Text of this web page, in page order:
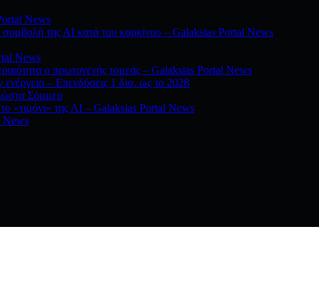
News
της ΑΙ κατά του καρκίνου – Galaksias Portal News
News
ο πρωτογενής τομεάς – Galaksias Portal News
ενέργεια – Επενδύσεις 1 δισ. ως το 2028
Σόμμερ
«τιμόνι» της ΑΙ – Galaksias Portal News
News